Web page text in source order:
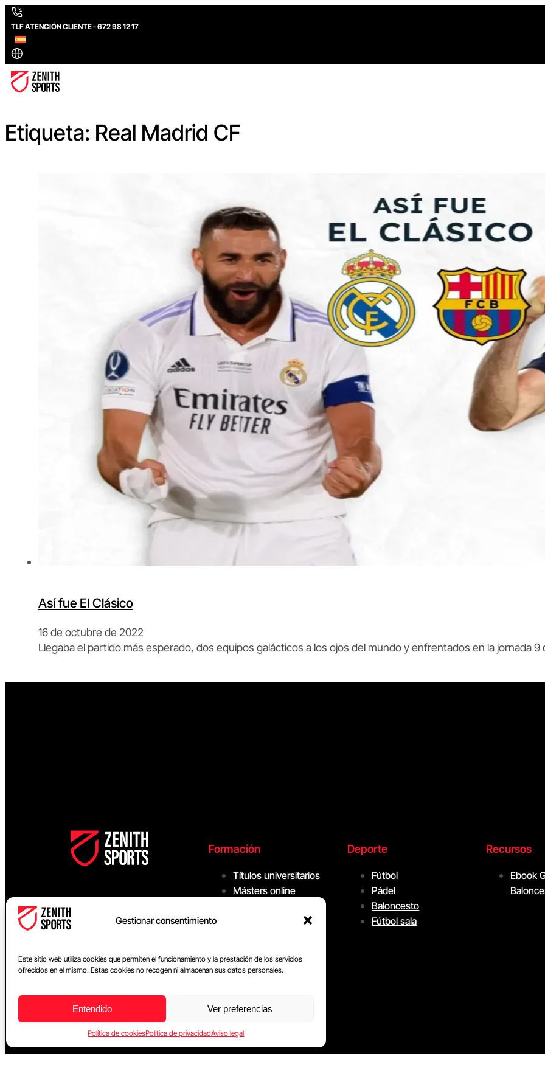
Gestionar consentimiento
Este sitio web utiliza cookies que permiten el funcionamiento y la prestación de los servicios
ofrecidos en el mismo. Estas cookies no recogen ni almacenan sus datos personales.
Entendido Ver preferencias
Política de cookiesPolítica de privacidadAviso legal
TLF ATENCIÓN CLIENTE - 672 98 12 17
Etiqueta: Real Madrid CF
Así fue El Clásico
16 de octubre de 2022
Llegaba el partido más esperado, dos equipos galácticos a los ojos del mundo y enfrentados en la jornada
Formación
Títulos universitarios
Másters online
Deporte
Fútbol
Pádel
Baloncesto
Fútbol sala
Recursos
Ebook